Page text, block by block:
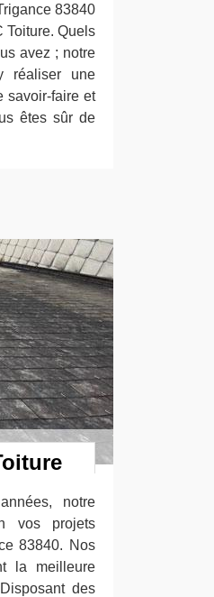
83840
Toiture. Quels
avez ; notre
réaliser une
savoir-faire et
êtes sûr de
notre
vos projets
83840. Nos
la meilleure
des